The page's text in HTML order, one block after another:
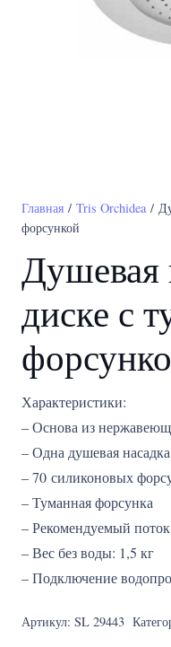
Главная / Tris Orchidea /
форсункой
Душевая
диске с
Характеристики:
– Основа из
– Одна душевая
– 70 силиконовых
– Туманная форсунка
– Рекомендуемый
– Вес без воды: 1,5 кг
– Подключение
Артикул: SL 29443